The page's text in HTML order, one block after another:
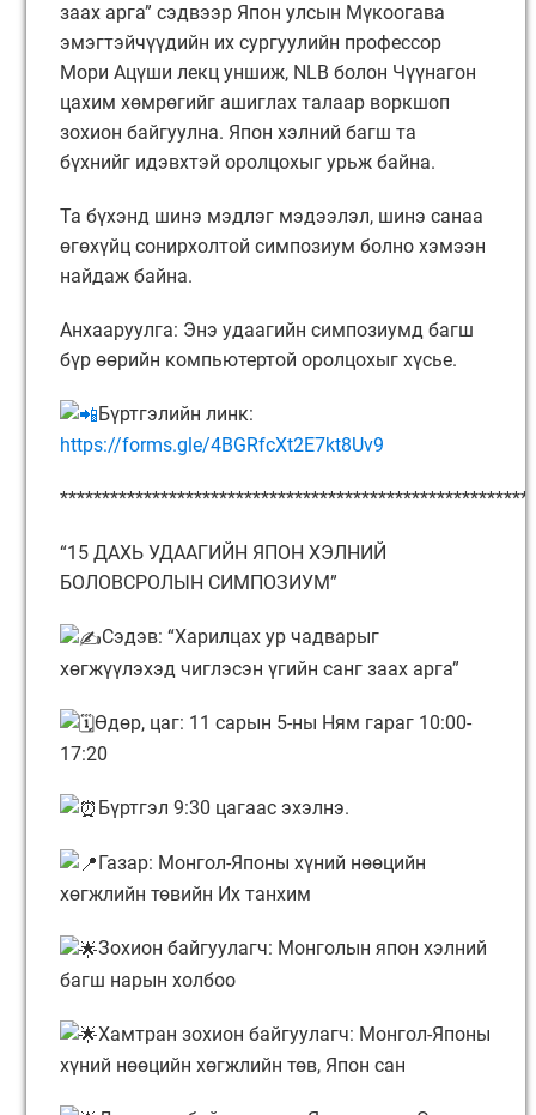
заах арга” сэдвээр Япон улсын Мүкоогава
эмэгтэйчүүдийн их сургуулийн профессор
Мори Ацүши лекц уншиж, NLB болон Чүүнагон
цахим хөмрөгийг ашиглах талаар воркшоп
зохион байгуулна. Япон хэлний багш та
бүхнийг идэвхтэй оролцохыг урьж байна.
Та бүхэнд шинэ мэдлэг мэдээлэл, шинэ санаа
өгөхүйц сонирхолтой симпозиум болно хэмээн
найдаж байна.
Анхааруулга: Энэ удаагийн симпозиумд багш
бүр өөрийн компьютертой оролцохыг хүсье.
Бүртгэлийн линк:
https://forms.gle/4BGRfcXt2E7kt8Uv9
“15 ДАХЬ УДААГИЙН ЯПОН ХЭЛНИЙ
БОЛОВСРОЛЫН СИМПОЗИУМ”
Сэдэв: “Харилцах ур чадварыг
хөгжүүлэхэд чиглэсэн үгийн санг заах арга”
Өдөр, цаг: 11 сарын 5-ны Ням гараг 10:00-
17:20
Бүртгэл 9:30 цагаас эхэлнэ.
Газар: Монгол-Японы хүний нөөцийн
хөгжлийн төвийн Их танхим
Зохион байгуулагч: Монголын япон хэлний
багш нарын холбоо
Хамтран зохион байгуулагч: Монгол-Японы
хүний нөөцийн хөгжлийн төв, Япон сан